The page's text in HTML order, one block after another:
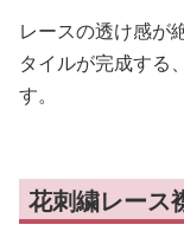
レースの透け感が
タイルが完成する
す。
花刺繍レース